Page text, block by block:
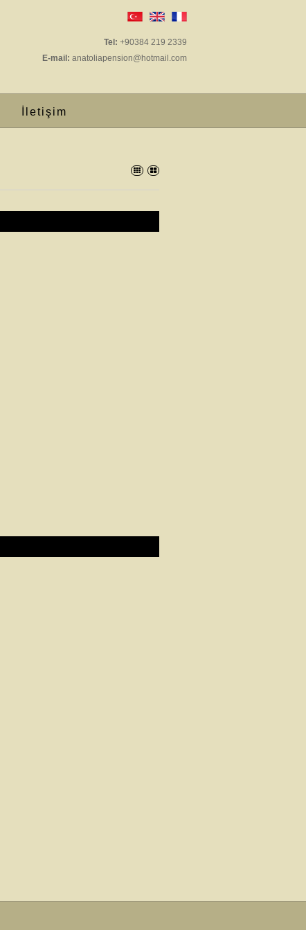
Tel: +90384 219 2339
E-mail: anatoliapension@hotmail.com
İletişim